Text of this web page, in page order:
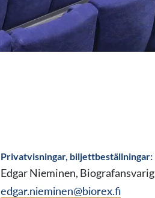
Privatvisningar, biljettbeställningar:
Edgar Nieminen, Biografansvarig
edgar.nieminen@biorex.fi